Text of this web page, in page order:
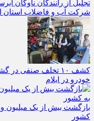
شرکت آب و فاضلاب استان
کشف ۱۰ تخلف صنفی
خودرو در ایلام
کشور